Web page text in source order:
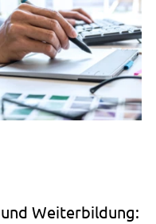
Weiterbildung: